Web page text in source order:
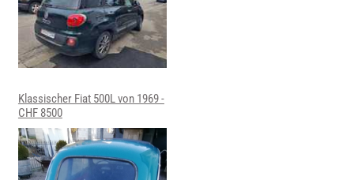
Klassischer Fiat 500L von 1969 -
CHF 8500